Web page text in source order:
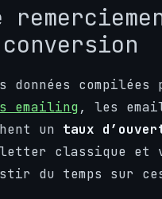
données
emailing, les
un taux
classique et
du temps sur ces